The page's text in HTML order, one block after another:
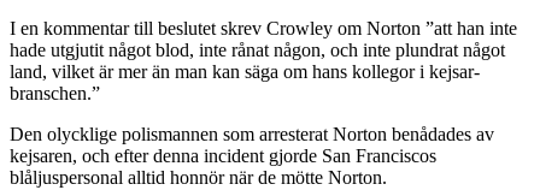
I en kommentar till beslutet skrev Crowley om Norton ”att han inte
hade utgjutit något blod, inte rånat någon, och inte plundrat något
land, vilket är mer än man kan säga om hans kollegor i kejsar-
branschen.”
Den olycklige polismannen som arresterat Norton benådades av
kejsaren, och efter denna incident gjorde San Franciscos
blåljuspersonal alltid honnör när de mötte Norton.